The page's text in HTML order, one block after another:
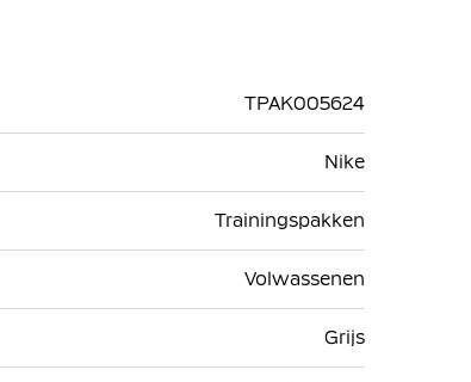
TPAK005624
Nike
Trainingspakken
Volwassenen
Grijs